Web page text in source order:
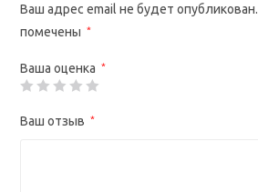
Ваш адрес email не будет опубликован.
помечены
*
Ваша оценка *
Ваш отзыв *